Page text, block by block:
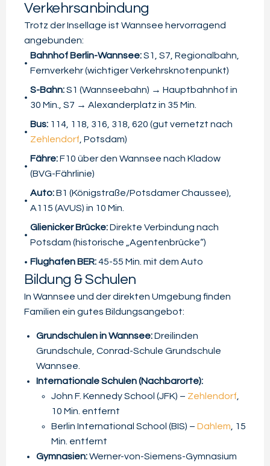
Verkehrsanbindung
Trotz der Insellage ist Wannsee hervorragend
angebunden:
Bahnhof Berlin-Wannsee:S1, S7, Regionalbahn,
Fernverkehr (wichtiger Verkehrsknotenpunkt)
S-Bahn:S1 (Wannseebahn) → Hauptbahnhof in
30 Min., S7 → Alexanderplatz in 35 Min.
Bus: 114, 118, 316, 318, 620 (gut vernetzt nach
Zehlendorf , Potsdam)
Fähre:F10 über den Wannsee nach Kladow
(BVG-Fährlinie)
Auto:B1 (Königstraße/Potsdamer Chaussee),
A115 (AVUS) in 10 Min.
Glienicker Brücke:Direkte Verbindung nach
Potsdam (historische „Agentenbrücke“)
Flughafen BER:45-55 Min. mit dem Auto
Bildung & Schulen
In Wannsee und der direkten Umgebung finden
Familien ein gutes Bildungsangebot:
Grundschulen in Wannsee:Dreilinden
Grundschule, Conrad-Schule Grundschule
Wannsee.
Internationale Schulen (Nachbarorte):
John F. Kennedy School (JFK) – Zehlendorf
10 Min. entfernt
Berlin International School (BIS) – Dahlem , 15
Min. entfernt
Gymnasien:Werner-von-Siemens-Gymnasium